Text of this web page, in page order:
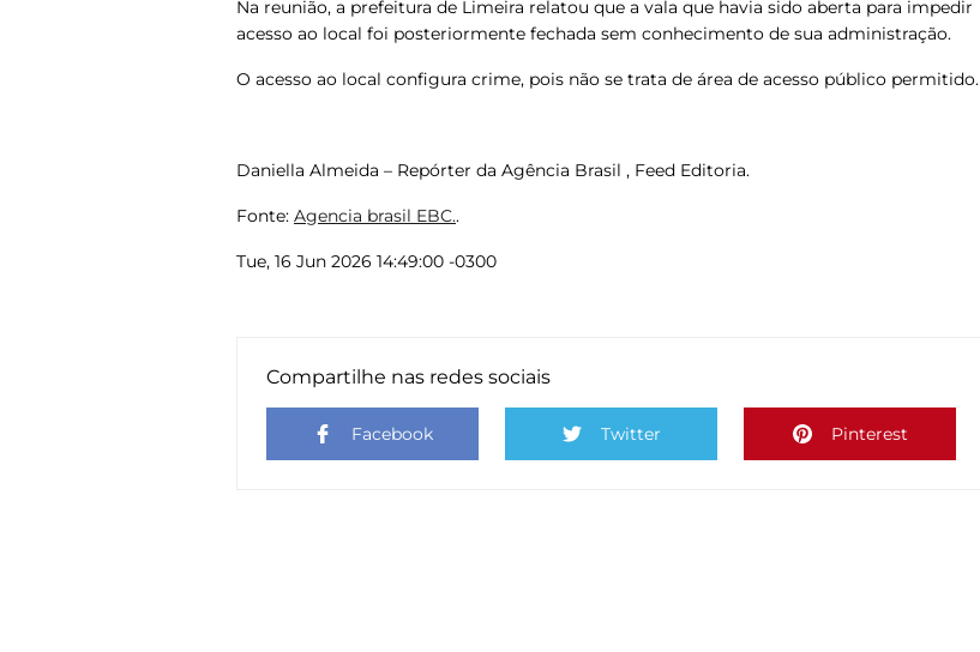
Na reunião, a prefeitura de Limeira relatou que a vala que havia sido aberta para impedir
acesso ao local foi posteriormente fechada sem conhecimento de sua administração.
O acesso ao local configura crime, pois não se trata de área de acesso público permitido.
Daniella Almeida – Repórter da Agência Brasil , Feed Editoria.
Fonte: Agencia brasil EBC..
Tue, 16 Jun 2026 14:49:00 -0300
Compartilhe nas redes sociais
Facebook Twitter Pinterest